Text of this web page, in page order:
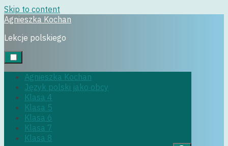
Skip to content
Agnieszka Kochan
Lekcje polskiego
Agnieszka Kochan
Język polski jako obcy
Klasa 4
Klasa 5
Klasa 6
Klasa 7
Klasa 8
Uncategorized